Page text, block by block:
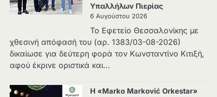
Υπαλλήλων Πιερίας
6 Αυγούστου 2026
Το Εφετείο Θεσσαλονίκης με
χθεσινή απόφασή του (αρ. 1383/03-08-2026)
δικαίωσε για δεύτερη φορά τον Κωνσταντίνο Κιτιξή,
αφού έκρινε οριστικά και…
Η «Marko Marković Orkestar»